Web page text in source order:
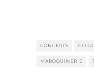
CONCERTS GO
MAROQUINERIE